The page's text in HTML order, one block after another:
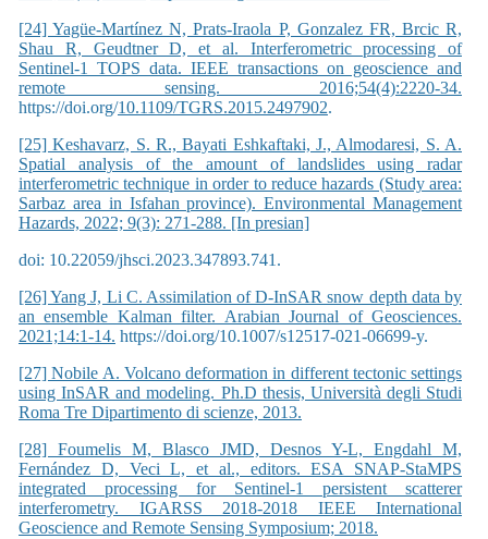
[24] Yagüe-Martínez N, Prats-Iraola P, Gonzalez FR, Brcic R,
Shau R, Geudtner D, et al. Interferometric processing of
Sentinel-1 TOPS data. IEEE transactions on geoscience and
remote sensing. 2016;54(4):2220-34.
https://doi.org/10.1109/TGRS.2015.2497902.
[25] Keshavarz, S. R., Bayati Eshkaftaki, J., Almodaresi, S. A.
Spatial analysis of the amount of landslides using radar
interferometric technique in order to reduce hazards (Study area:
Sarbaz area in Isfahan province). Environmental Management
Hazards, 2022; 9(3): 271-288. [In presian]
doi: 10.22059/jhsci.2023.347893.741.
[26] Yang J, Li C. Assimilation of D-InSAR snow depth data by
an ensemble Kalman filter. Arabian Journal of Geosciences.
2021;14:1-14. https://doi.org/10.1007/s12517-021-06699-y.
[27] Nobile A. Volcano deformation in different tectonic settings
using InSAR and modeling. Ph.D thesis, Università degli Studi
Roma Tre Dipartimento di scienze, 2013.
[28] Foumelis M, Blasco JMD, Desnos Y-L, Engdahl M,
Fernández D, Veci L, et al., editors. ESA SNAP-StaMPS
integrated processing for Sentinel-1 persistent scatterer
interferometry. IGARSS 2018-2018 IEEE International
Geoscience and Remote Sensing Symposium; 2018.